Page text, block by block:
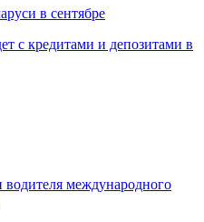
в сентябре
с кредитами и депозитами в
международного